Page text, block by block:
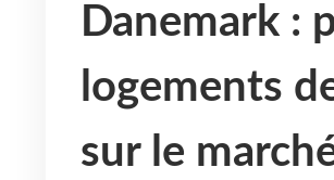
Danemark :
logements
sur le